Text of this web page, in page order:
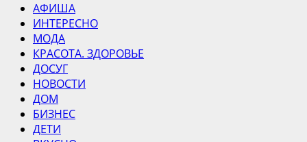
АФИША
ИНТЕРЕСНО
МОДА
КРАСОТА. ЗДОРОВЬЕ
ДОСУГ
НОВОСТИ
ДОМ
БИЗНЕС
ДЕТИ